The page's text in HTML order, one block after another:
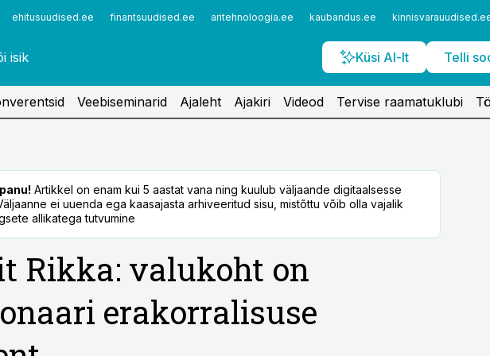
ehitusuudised.ee finantsuudised.ee aritehnoloogia.ee kaubandus.ee
Küsi AI-lt Telli
Veebiseminarid Ajaleht Ajakiri Videod Tervise raamatuklubi
Artikkel on enam kui 5 aastat vana ning kuulub väljaande digitaalsesse
ei uuenda ega kaasajasta arhiveeritud sisu, mistõttu võib olla vajalik
allikatega tutvumine
Rikka: valukoht on
erakorralisuse